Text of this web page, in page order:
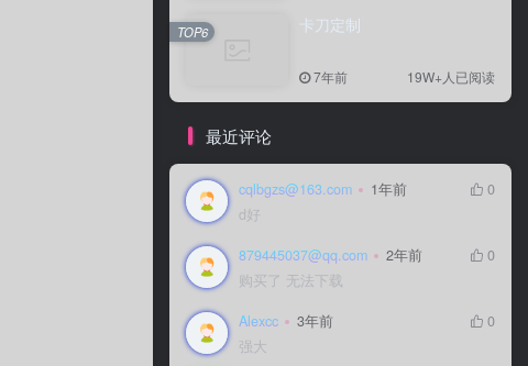
卡刀定制
7年前 19W+人已阅读
TOP6
最近评论
cqlbgzs@163.com 1年前
0
d好
879445037@qq.com 2年前
0
购买了 无法下载
Alexcc 3年前
0
强大